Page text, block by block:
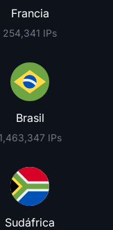
Francia
254,341 IPs
Brasil
IPs
Sudáfrica